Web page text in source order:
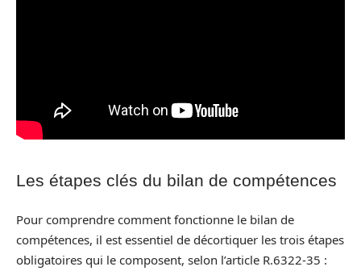
Les étapes clés du bilan de compétences
Pour comprendre comment fonctionne le bilan de
compétences, il est essentiel de décortiquer les trois étapes
obligatoires qui le composent, selon l’article R.6322-35 :